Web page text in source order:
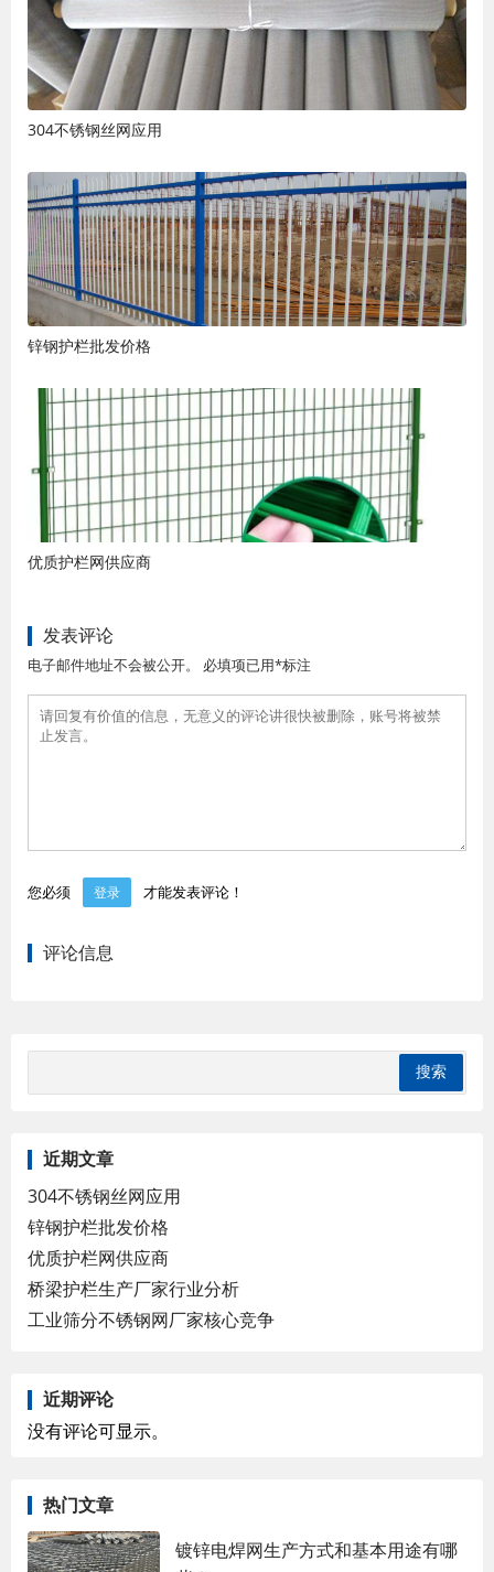
304不锈钢丝网应用
锌钢护栏批发价格
优质护栏网供应商
发表评论
电子邮件地址不会被公开。 必填项已用*标注
您必须 登录 才能发表评论！
评论信息
近期文章
304不锈钢丝网应用
锌钢护栏批发价格
优质护栏网供应商
桥梁护栏生产厂家行业分析
工业筛分不锈钢网厂家核心竞争
近期评论
没有评论可显示。
热门文章
镀锌电焊网生产方式和基本用途有哪